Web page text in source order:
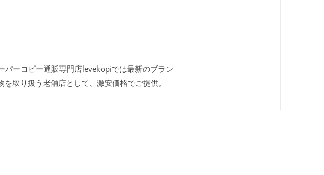
ーコピー通販専門店levekopiでは最新のブラン
取り扱う老舗店として、激安価格でご提供。